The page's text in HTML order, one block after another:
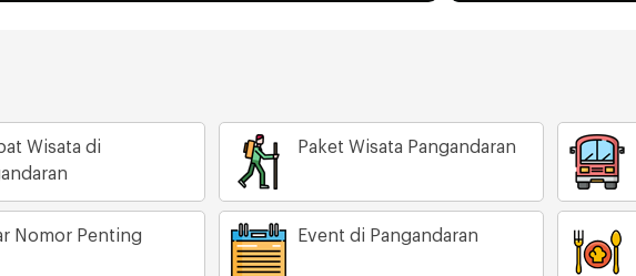
Wisata di
Paket Wisata Pangandaran
Nomor Penting Event di Pangandaran